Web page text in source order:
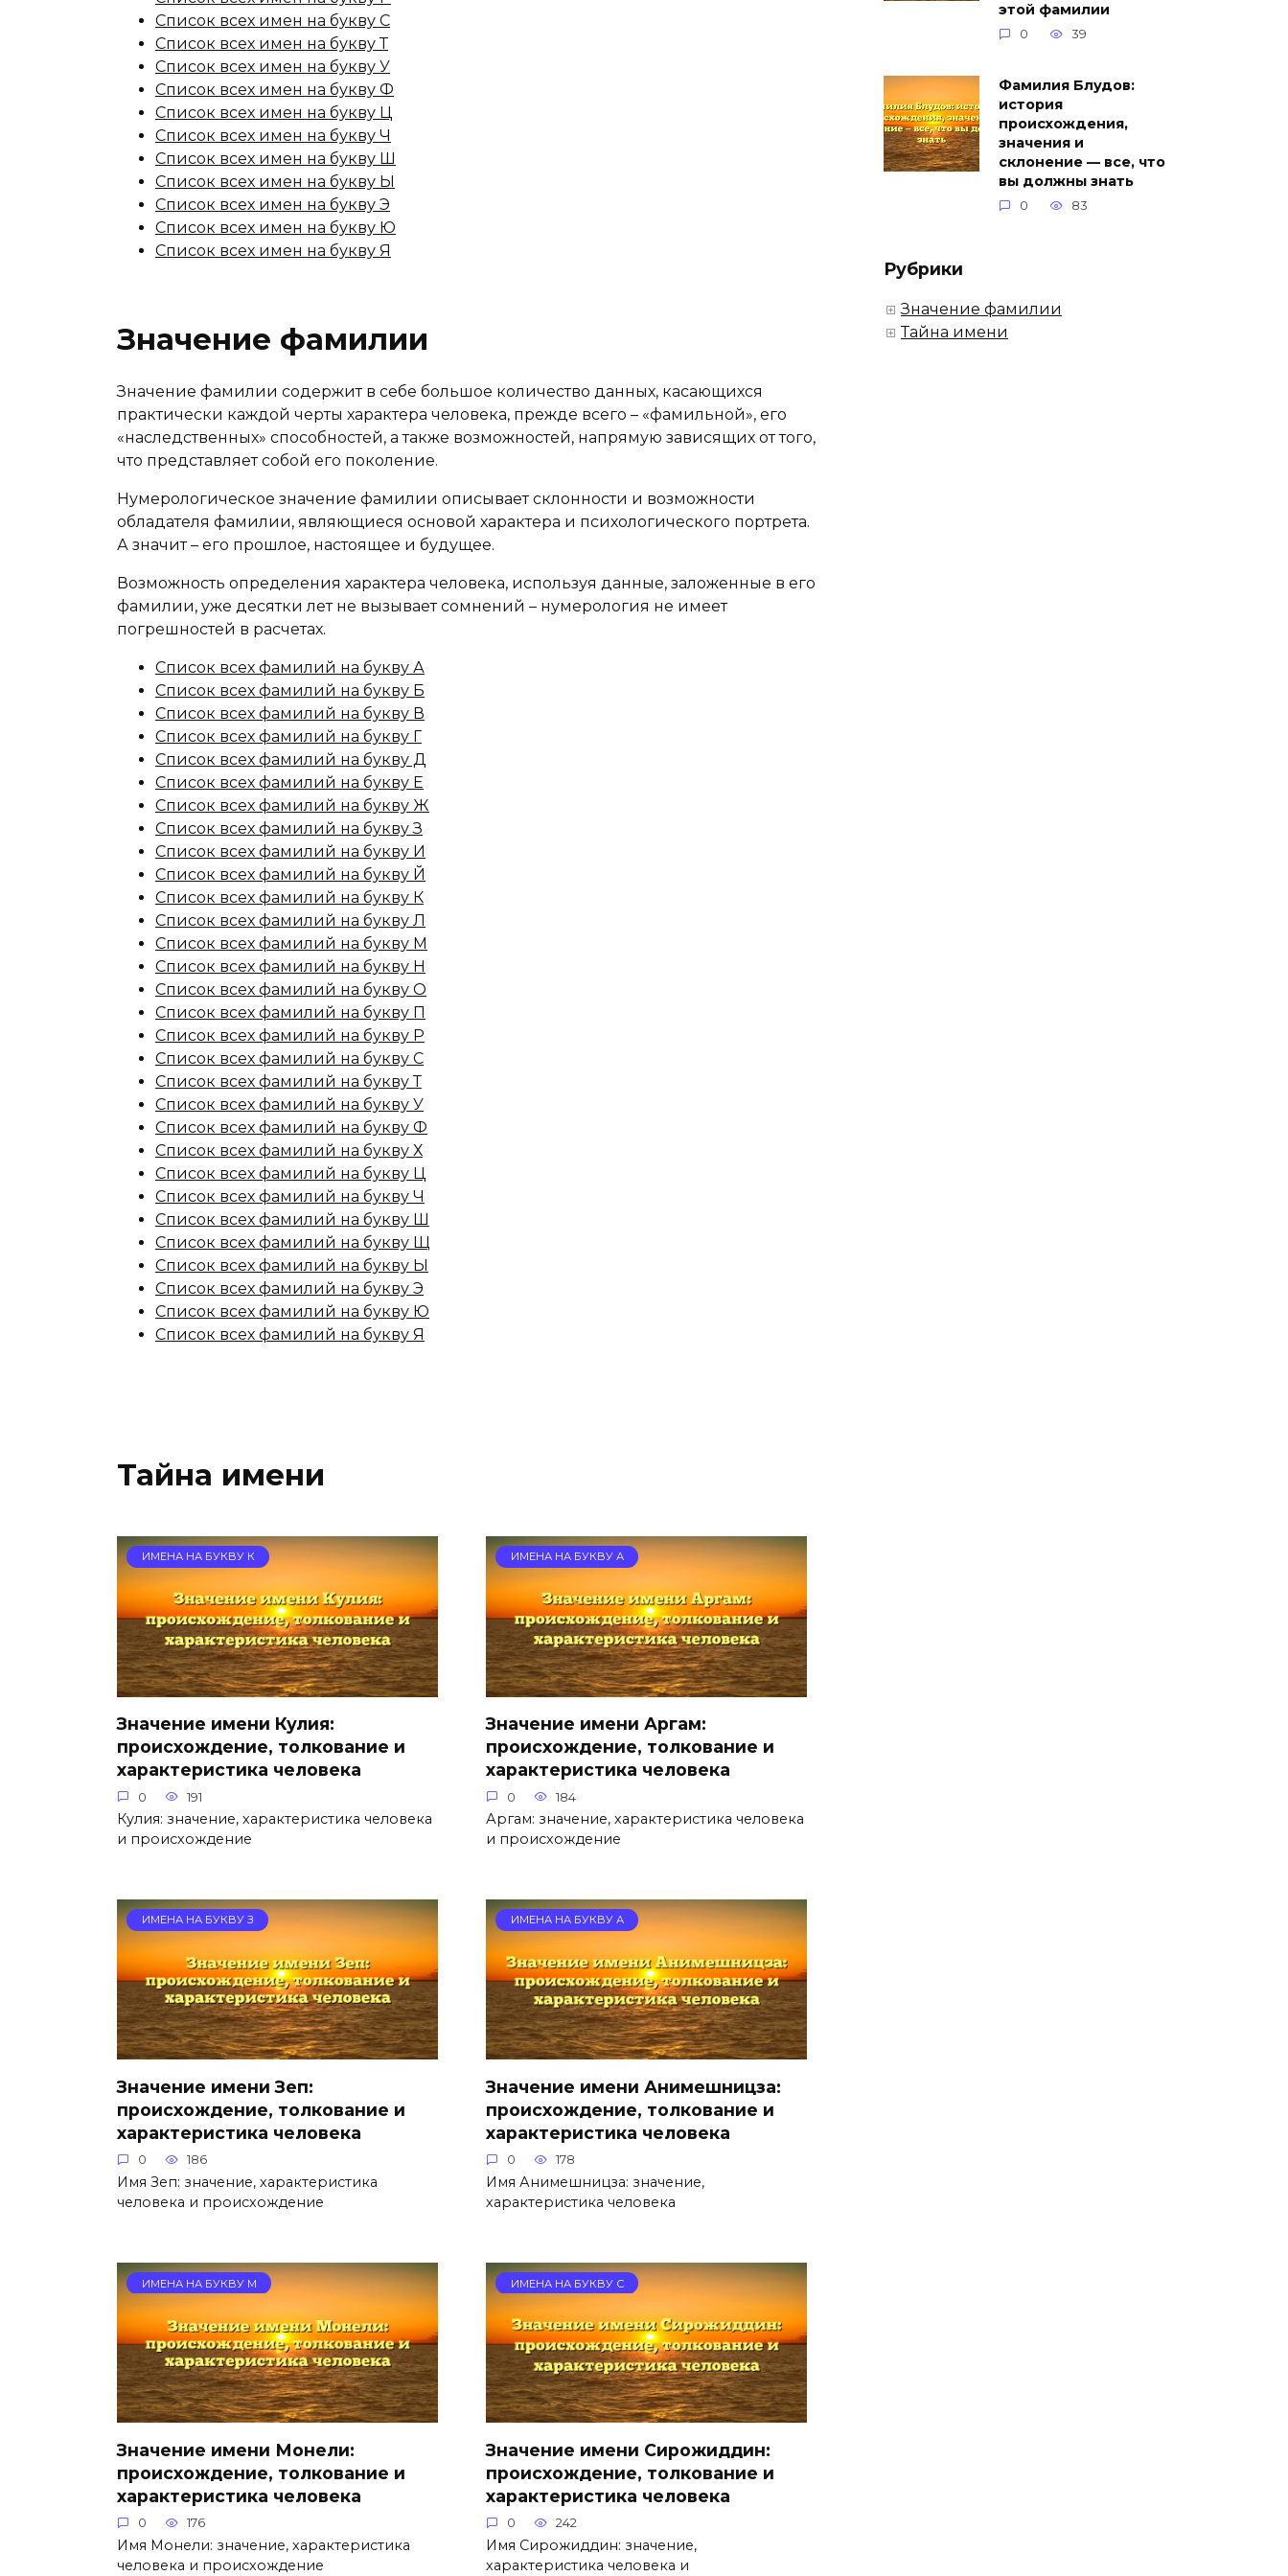
Список всех имен на букву С
Список всех имен на букву Т
Список всех имен на букву У
Список всех имен на букву Ф
Список всех имен на букву Ц
Список всех имен на букву Ч
Список всех имен на букву Ш
Список всех имен на букву Ы
Список всех имен на букву Э
Список всех имен на букву Ю
Список всех имен на букву Я
Значение фамилии
Значение фамилии содержит в себе большое количество данных, касающихся
практически каждой черты характера человека, прежде всего – «фамильной», его
«наследственных» способностей, а также возможностей, напрямую зависящих от того,
что представляет собой его поколение.
Нумерологическое значение фамилии описывает склонности и возможности
обладателя фамилии, являющиеся основой характера и психологического портрета.
А значит – его прошлое, настоящее и будущее.
Возможность определения характера человека, используя данные, заложенные в его
фамилии, уже десятки лет не вызывает сомнений – нумерология не имеет
погрешностей в расчетах.
Список всех фамилий на букву А
Список всех фамилий на букву Б
Список всех фамилий на букву В
Список всех фамилий на букву Г
Список всех фамилий на букву Д
Список всех фамилий на букву Е
Список всех фамилий на букву Ж
Список всех фамилий на букву З
Список всех фамилий на букву И
Список всех фамилий на букву Й
Список всех фамилий на букву К
Список всех фамилий на букву Л
Список всех фамилий на букву М
Список всех фамилий на букву Н
Список всех фамилий на букву О
Список всех фамилий на букву П
Список всех фамилий на букву Р
Список всех фамилий на букву С
Список всех фамилий на букву Т
Список всех фамилий на букву У
Список всех фамилий на букву Ф
Список всех фамилий на букву Х
Список всех фамилий на букву Ц
Список всех фамилий на букву Ч
Список всех фамилий на букву Ш
Список всех фамилий на букву Щ
Список всех фамилий на букву Ы
Список всех фамилий на букву Э
Список всех фамилий на букву Ю
Список всех фамилий на букву Я
Тайна имени
ИМЕНА НА БУКВУ К
Значение имени Кулия:
происхождение, толкование и
характеристика человека
0 191
Кулия: значение, характеристика человека
и происхождение
ИМЕНА НА БУКВУ А
Значение имени Аргам:
происхождение, толкование и
характеристика человека
0 184
Аргам: значение, характеристика человека
и происхождение
ИМЕНА НА БУКВУ З
Значение имени Зеп:
происхождение, толкование и
характеристика человека
0 186
Имя Зеп: значение, характеристика
человека и происхождение
ИМЕНА НА БУКВУ А
Значение имени Анимешницза:
происхождение, толкование и
характеристика человека
0 178
Имя Анимешницза: значение,
характеристика человека
ИМЕНА НА БУКВУ М
Значение имени Монели:
происхождение, толкование и
характеристика человека
0 176
Имя Монели: значение, характеристика
человека и происхождение
ИМЕНА НА БУКВУ С
Значение имени Сирожиддин:
происхождение, толкование и
характеристика человека
0 242
Имя Сирожиддин: значение,
характеристика человека и
этой фамилии
0 39
Фамилия Блудов:
история
происхождения,
значения и
склонение — все, что
вы должны знать
0 83
Рубрики
Значение фамилии
Тайна имени